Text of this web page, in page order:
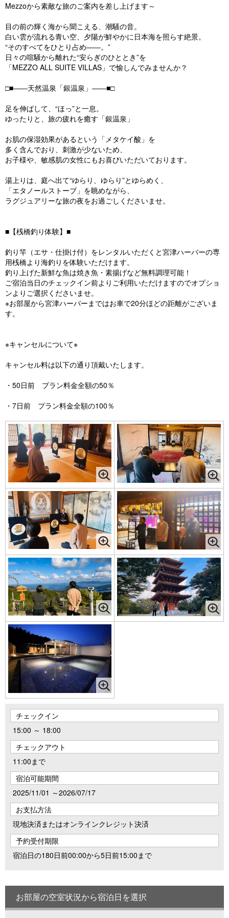
Mezzoから素敵な旅のご案内を差し上げます～
目の前の輝く海から聞こえる、潮騒の音。
白い雲が流れる青い空、夕陽が鮮やかに日本海を照らす絶景。
“そのすべてをひとり占め――。”
日々の喧騒から離れた“安らぎのひととき”を
「MEZZO ALL SUITE VILLAS」で愉しんでみませんか？
□■――天然温泉「銀温泉」――■□
足を伸ばして、“ほっ”と一息。
ゆったりと、旅の疲れを癒す「銀温泉」
お肌の保湿効果があるという「メタケイ酸」を
多く含んでおり、刺激が少ないため、
お子様や、敏感肌の女性にもお喜びいただいております。
湯上りは、庭へ出て“ゆらり、ゆらり”とゆらめく、
「エタノールストーブ」を眺めながら、
ラグジュアリーな旅の夜をお過ごしくださいませ。
■【桟橋釣り体験】■
釣り竿（エサ・仕掛け付）をレンタルいただくと宮津ハーバーの専
用桟橋より海釣りを体験いただけます。
釣り上げた新鮮な魚は焼き魚・素揚げなど無料調理可能！
ご宿泊当日のチェックイン前よりご利用いただけますのでオプショ
ンよりご選択くださいませ。
※お部屋から宮津ハーバーまではお車で20分ほどの距離がございま
す。
※キャンセルについて※
キャンセル料は以下の通り頂戴いたします。
・50日前 プラン料金全額の50％
・7日前 プラン料金全額の100％
チェックイン
15:00 ～ 18:00
チェックアウト
11:00まで
宿泊可能期間
2025/11/01 ～2026/07/17
お支払方法
現地決済またはオンラインクレジット決済
予約受付期限
宿泊日の180日前00:00から5日前15:00まで
お部屋の空室状況から宿泊日を選択